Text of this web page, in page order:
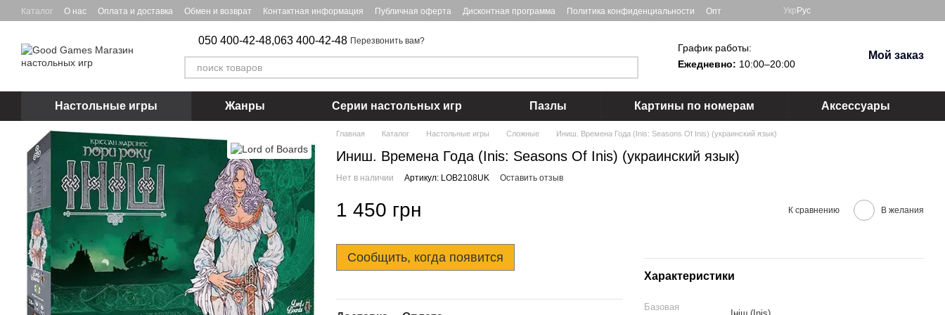
Перейти к основному контенту
Каталог О нас Оплата и доставка Обмен и возврат Контактная информация Публичная оферта Дисконтная программа Политика конфиденциальности Опт Укр Рус
050 400-42-48,063 400-42-48 Перезвонить вам?
График работы:
Ежедневно: 10:00–20:00
Мой заказ
Настольные игры Жанры Серии настольных игр Пазлы Картины по номерам Аксессуары
Главная Каталог Настольные игры Сложные Иниш. Времена Года (Inis: Seasons Of Inis) (украинский язык)
Иниш. Времена Года (Inis: Seasons Of Inis) (украинский язык)
Нет в наличии Артикул: LOB2108UK Оставить отзыв
1 450 грн К сравнению В желания
Сообщить, когда появится
Характеристики
Базовая